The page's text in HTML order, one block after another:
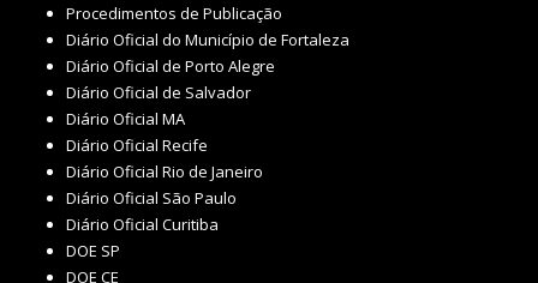
Procedimentos de Publicação
Diário Oficial do Município de Fortaleza
Diário Oficial de Porto Alegre
Diário Oficial de Salvador
Diário Oficial MA
Diário Oficial Recife
Diário Oficial Rio de Janeiro
Diário Oficial São Paulo
Diário Oficial Curitiba
DOE SP
DOE CE